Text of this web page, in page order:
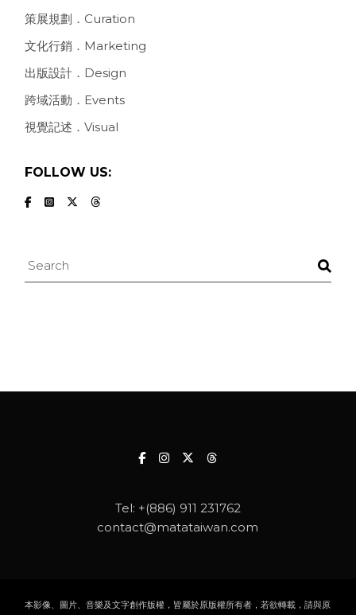
策展規劃．Curation
文化行銷．Marketing
出版設計．Design
跨域活動．Events
視覺記述．Visual
FOLLOW US:
Search
Tel: +(886) 911 231762
contact@matataiwan.com
本影像、圖片、音樂及文字創作版權，皆屬於原版權所有者，若欲轉載，請與原